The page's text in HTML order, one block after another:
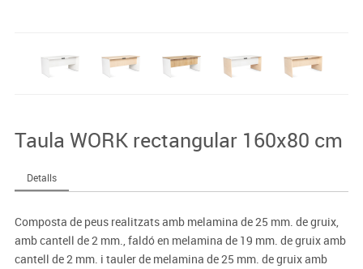
Taula WORK rectangular 160x80 cm
Detalls
Composta de peus realitzats amb melamina de 25 mm. de gruix,
amb cantell de 2 mm., faldó en melamina de 19 mm. de gruix amb
cantell de 2 mm. i tauler de melamina de 25 mm. de gruix amb